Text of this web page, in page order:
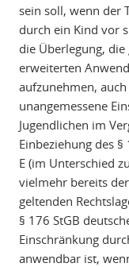
sein soll, wenn der
durch ein Kind vor
die Überlegung,
erweiterten
aufzunehmen,
unangemessene
Jugendlichen im
Einbeziehung des
E (im Unterschied
vielmehr bereits
geltenden
§ 176 StGB
Einschränkung
anwendbar ist,